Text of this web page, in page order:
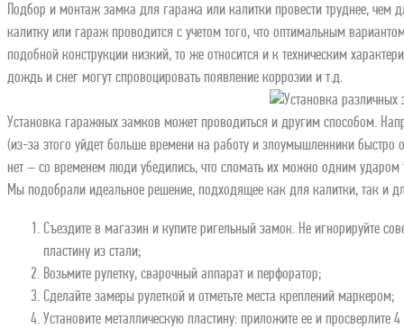
Подбор и монтаж замка для гаража или калитки провести труднее, чем
калитку или гараж проводится с учетом того, что оптимальным
подобной конструкции низкий, то же относится и к техническим
дождь и снег могут спровоцировать появление коррозии и т.д.
Установка гаражных замков может проводиться и другим способом.
(из-за этого уйдет больше времени на работу и злоумышленники
нет – со временем люди убедились, что сломать их можно одним
Мы подобрали идеальное решение, подходящее как для калитки, так и
Съездите в магазин и купите ригельный замок. Не игнорируйте
пластину из стали;
Возьмите рулетку, сварочный аппарат и перфоратор;
Сделайте замеры рулеткой и отметьте места креплений маркером;
Установите металлическую пластину: приложите ее и просверлите